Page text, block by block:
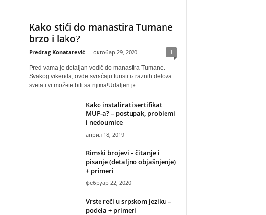
Kako stići do manastira Tumane
brzo i lako?
Predrag Konatarević - октобар 29, 2020 1
Pred vama je detaljan vodič do manastira Tumane.
Svakog vikenda, ovde svraćaju turisti iz raznih delova
sveta i vi možete biti sa njima!Udaljen je...
Kako instalirati sertifikat
MUP-a? – postupak, problemi
i nedoumice
април 18, 2019
Rimski brojevi – čitanje i
pisanje (detaljno objašnjenje)
+ primeri
фебруар 22, 2020
Vrste reči u srpskom jeziku –
podela + primeri